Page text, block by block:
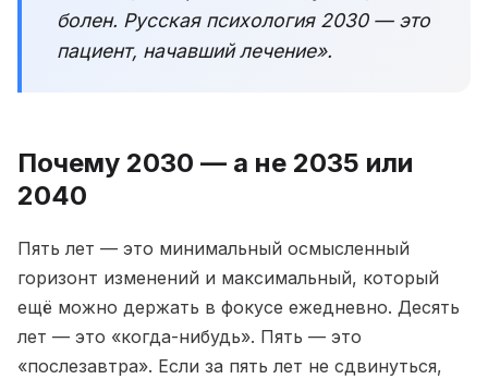
болен. Русская психология 2030 — это
пациент, начавший лечение».
Почему 2030 — а не 2035 или
2040
Пять лет — это минимальный осмысленный
горизонт изменений и максимальный, который
ещё можно держать в фокусе ежедневно. Десять
лет — это «когда-нибудь». Пять — это
«послезавтра». Если за пять лет не сдвинуться,